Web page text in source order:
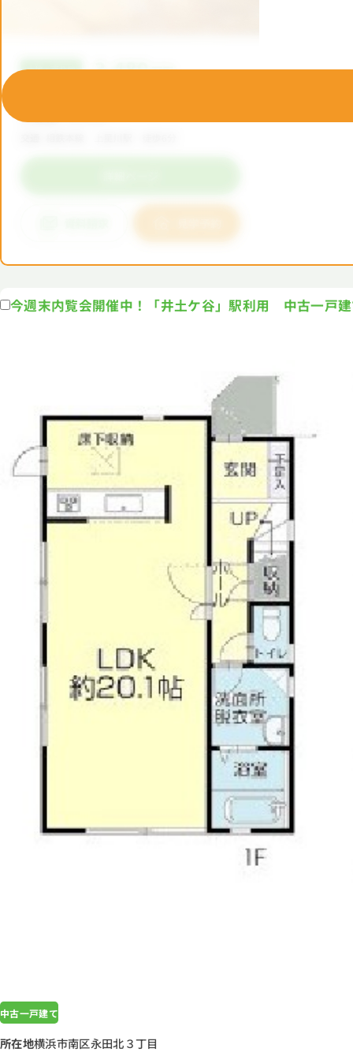
今週末内覧会開催中！「井土ケ谷」駅利用 中古一戸
中古一戸建て
所在地横浜市南区永田北３丁目